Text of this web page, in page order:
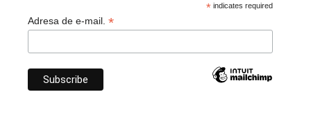
* indicates required
Adresa de e-mail. *